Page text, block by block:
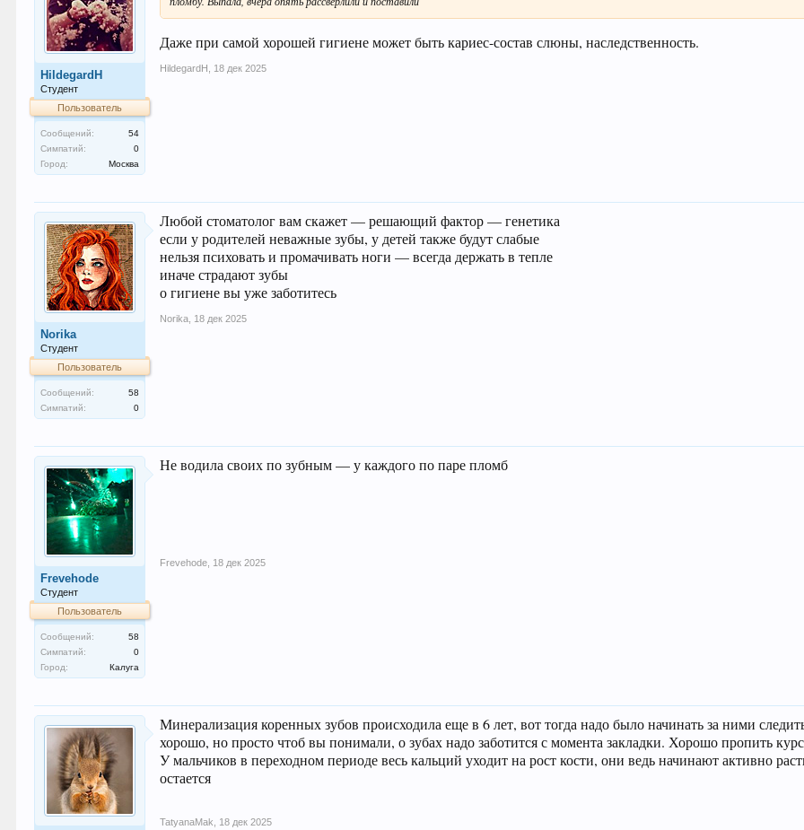
HildegardH
Студент
Пользователь
Сообщений:
54
Симпатий:
0
Город:
Москва
Даже при самой хорошей гигиене может быть кариес-состав слюны, наследственность.
HildegardH 18 дек 2025
Norika
Студент
Пользователь
Сообщений:
58
Симпатий:
0
Любой стоматолог вам скажет — решающий фактор — генетика
если у родителей неважные зубы, у детей также будут слабые
нельзя психовать и промачивать ноги — всегда держать в тепле
иначе страдают зубы
о гигиене вы уже заботитесь
Norika 18 дек 2025
Frevehode
Студент
Пользователь
Сообщений:
58
Симпатий:
0
Город:
Калуга
Не водила своих по зубным — у каждого по паре пломб
Frevehode 18 дек 2025
Минерализация коренных зубов происходила еще в 6 лет, вот тогда надо было начинать за ними
хорошо, но просто чтоб вы понимали, о зубах надо заботится с момента закладки. Хорошо пропить
У мальчиков в переходном периоде весь кальций уходит на рост кости, они ведь начинают активно
остается
TatyanaMak 18 дек 2025